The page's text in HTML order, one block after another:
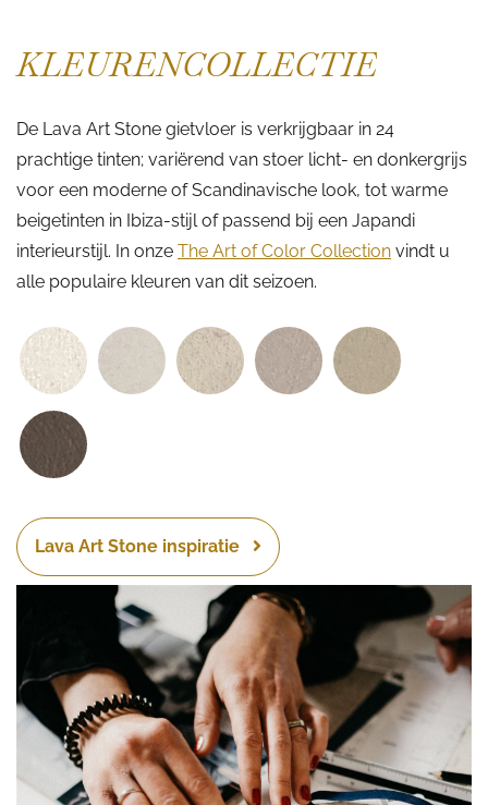
KLEURENCOLLECTIE
De Lava Art Stone gietvloer is verkrijgbaar in 24
prachtige tinten; variërend van stoer licht- en donkergrijs
voor een moderne of Scandinavische look, tot warme
beigetinten in Ibiza-stijl of passend bij een Japandi
interieurstijl. In onze The Art of Color Collection vindt u
alle populaire kleuren van dit seizoen.
Lava Art Stone inspiratie